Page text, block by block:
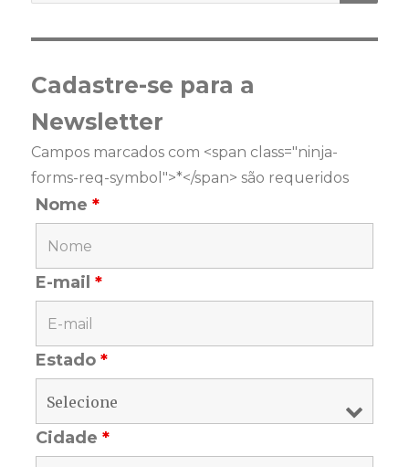
Cadastre-se para a
Newsletter
Campos marcados com <span class="ninja-
forms-req-symbol">*</span> são requeridos
Nome*
E-mail*
Estado*
Cidade*